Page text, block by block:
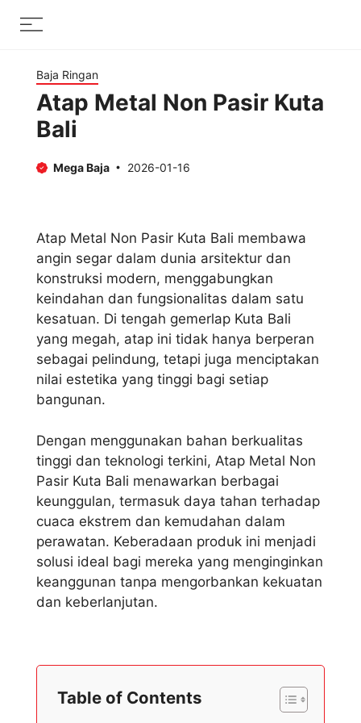
Menu
Baja Ringan
Atap Metal Non Pasir Kuta
Bali
Mega Baja 2026-01-16
Atap Metal Non Pasir Kuta Bali membawa
angin segar dalam dunia arsitektur dan
konstruksi modern, menggabungkan
keindahan dan fungsionalitas dalam satu
kesatuan. Di tengah gemerlap Kuta Bali
yang megah, atap ini tidak hanya berperan
sebagai pelindung, tetapi juga menciptakan
nilai estetika yang tinggi bagi setiap
bangunan.
Dengan menggunakan bahan berkualitas
tinggi dan teknologi terkini, Atap Metal Non
Pasir Kuta Bali menawarkan berbagai
keunggulan, termasuk daya tahan terhadap
cuaca ekstrem dan kemudahan dalam
perawatan. Keberadaan produk ini menjadi
solusi ideal bagi mereka yang menginginkan
keanggunan tanpa mengorbankan kekuatan
dan keberlanjutan.
Table of Contents